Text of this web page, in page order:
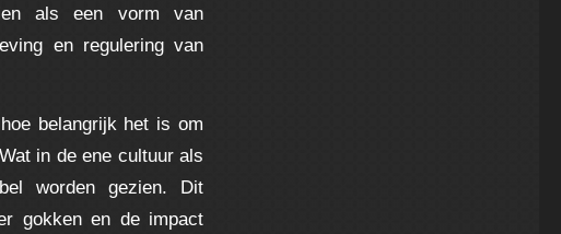
als een vorm van
en regulering van
belangrijk het is om
in de ene cultuur als
worden gezien. Dit
gokken en de impact